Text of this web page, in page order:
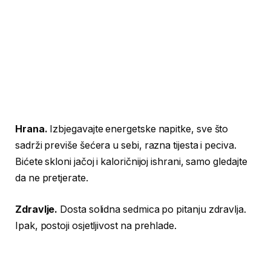
Hrana. Izbjegavajte energetske napitke, sve što
sadrži previše šećera u sebi, razna tijesta i peciva.
Bićete skloni jačoj i kaloričnijoj ishrani, samo gledajte
da ne pretjerate.
Zdravlje. Dosta solidna sedmica po pitanju zdravlja.
Ipak, postoji osjetljivost na prehlade.